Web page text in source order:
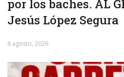
por los baches. AL
Jesús López Segura
6 agosto, 2026